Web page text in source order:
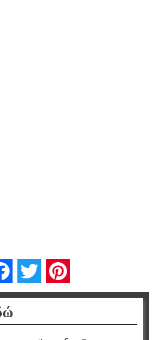
FacebookTwitter